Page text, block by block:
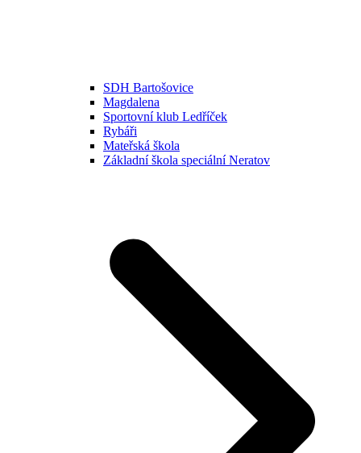
SDH Bartošovice
Magdalena
Sportovní klub Ledříček
Rybáři
Mateřská škola
Základní škola speciální Neratov